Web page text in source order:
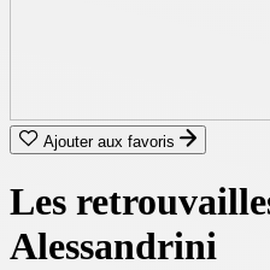
Ajouter aux favoris
Les
Alessandrini